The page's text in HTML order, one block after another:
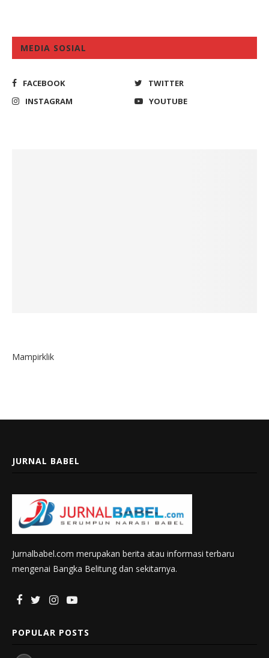
MEDIA SOSIAL
FACEBOOK
TWITTER
INSTAGRAM
YOUTUBE
Mampirklik
JURNAL BABEL
Jurnalbabel.com merupakan berita atau informasi terbaru
mengenai Bangka Belitung dan sekitarnya.
POPULAR POSTS